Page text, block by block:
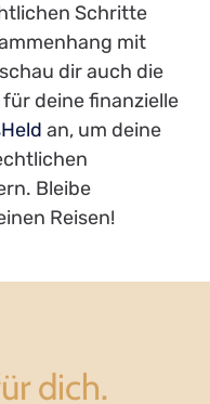
Schritte
mit
dir auch die
für deine finanzielle
an, um deine
Bleibe
Reisen!
dich.